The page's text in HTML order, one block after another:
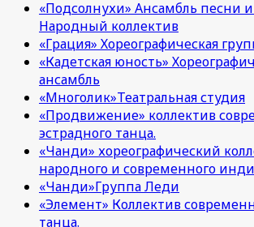
«Подсолнухи» Ансамбль песни
Народный коллектив
«Грация» Хореографическая
«Кадетская юность»
ансамбль
«Многолик»Театральная студия
«Продвижение» коллектив
эстрадного танца.
«Чанди» хореографический
народного и современного
«Чанди»Группа Леди
«Элемент» Коллектив
танца.